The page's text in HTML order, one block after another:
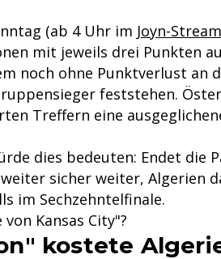
(ab 4 Uhr im Joyn-Stream
mit jeweils drei Punkten
noch ohne Punktverlust an
feststehen.
Treffern eine
dies bedeuten: Endet die
sicher weiter, Algerien
im Sechzehntelfinale.
Kansas City"?
kostete